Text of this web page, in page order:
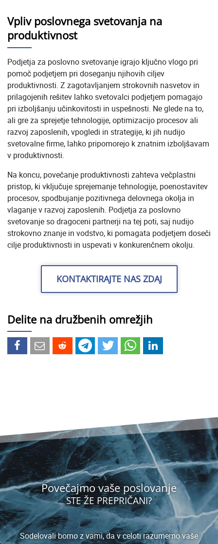
Vpliv poslovnega svetovanja na
produktivnost
Podjetja za poslovno svetovanje igrajo ključno vlogo pri
pomoč podjetjem pri doseganju njihovih ciljev
produktivnosti. Z zagotavljanjem strokovnih nasvetov in
prilagojenih rešitev lahko svetovalci podjetjem pomagajo
pri izboljšanju učinkovitosti in uspešnosti. Ne glede na to,
ali gre za sprejetje tehnologije, optimizacijo procesov ali
razvoj zaposlenih, vpogledi in strategije, ki jih nudijo
svetovalne firme, lahko pripomorejo k znatnim izboljšavam
v produktivnosti.
Na koncu, povečanje produktivnosti zahteva večplastni
pristop, ki vključuje sprejemanje tehnologije, poenostavitev
procesov, spodbujanje pozitivnega delovnega okolja in
vlaganje v razvoj zaposlenih. Podjetja za poslovno
svetovanje so dragoceni partnerji na tej poti, saj nudijo
strokovno znanje in vodstvo, ki pomagata podjetjem doseči
cilje produktivnosti in uspevati v konkurenčnem okolju.
KONTAKTIRAJTE NAS ZDAJ
Delite na družbenih omrežjih
Povečajmo vaše poslovanje
STE ŽE PREPRIČANI?
Sodelovali bomo z vami, da v celoti razumemo vaše